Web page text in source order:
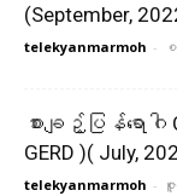
(September,
telekyanmarmoh -
စားချဉ့်ပြန်ရောဂ
GERD )( July,
telekyanmarmoh -